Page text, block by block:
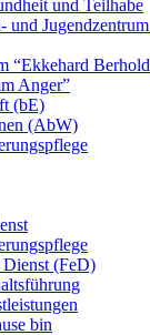
und Teilhabe
und
“Ekkehard
Anger”
(bE)
(AbW)
Dienst (FeD)
bin